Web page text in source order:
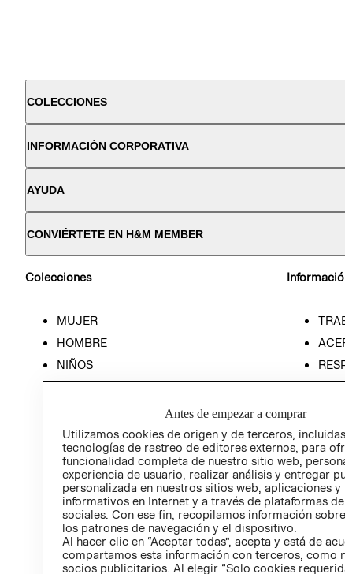
COLECCIONES
INFORMACIÓN CORPORATIVA
AYUDA
CONVIÉRTETE EN H&M MEMBER
Colecciones
MUJER
HOMBRE
NIÑOS
Antes de empezar a comprar
Utilizamos cookies de origen y de terceros,
tecnologías de rastreo de editores externos, para
funcionalidad completa de nuestro sitio web,
experiencia de usuario, realizar análisis y entregar
personalizada en nuestros sitios web, aplicaciones y
informativos en Internet y a través de plataformas
sociales. Con ese fin, recopilamos información
los patrones de navegación y el dispositivo.
Al hacer clic en “Aceptar todas”, acepta y está de
compartamos esta información con terceros, como
socios publicitarios. Al elegir “Solo cookies